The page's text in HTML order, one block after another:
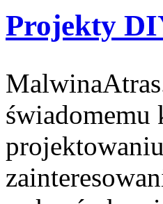
Projekty